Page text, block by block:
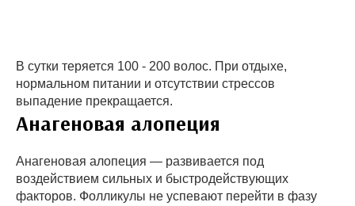
В сутки теряется 100 - 200 волос. При отдыхе,
нормальном питании и отсутствии стрессов
выпадение прекращается.
Анагеновая алопеция
Анагеновая алопеция — развивается под
воздействием сильных и быстродействующих
факторов. Фолликулы не успевают перейти в фазу